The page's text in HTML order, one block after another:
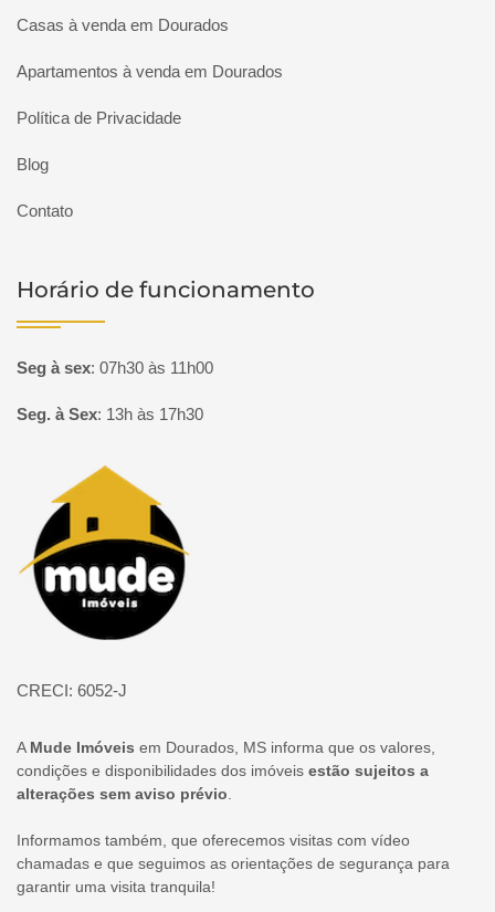
Casas à venda em Dourados
Apartamentos à venda em Dourados
Política de Privacidade
Blog
Contato
Horário de funcionamento
Seg à sex: 07h30 às 11h00
Seg. à Sex: 13h às 17h30
Página inicial
CRECI: 6052-J
A Mude Imóveis em Dourados, MS informa que os valores,
condições e disponibilidades dos imóveis estão sujeitos a
alterações sem aviso prévio
Informamos também, que oferecemos visitas com vídeo
chamadas e que seguimos as orientações de segurança para
garantir uma visita tranquila!